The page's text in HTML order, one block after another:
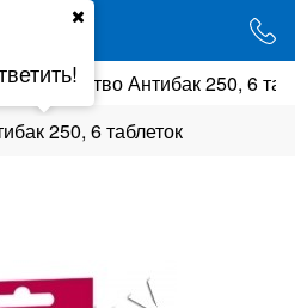
Лекарство Антибак 250, 6
250, 6 таблеток